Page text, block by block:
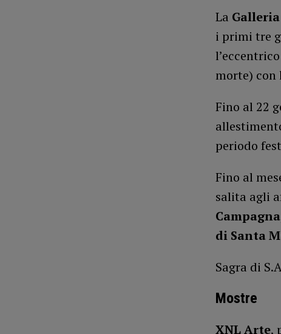
La
i primi tre
morte) con
Fino al 22
periodo
Fino al
salita agli
Campagna
di Santa
Sagra di
Mostre
XNL Arte,